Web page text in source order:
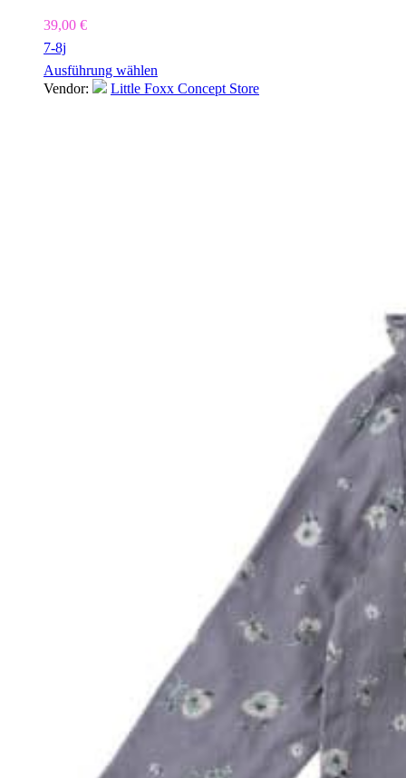
39,00 €
7-8j
Ausführung wählen
Vendor:
Little Foxx Concept Store